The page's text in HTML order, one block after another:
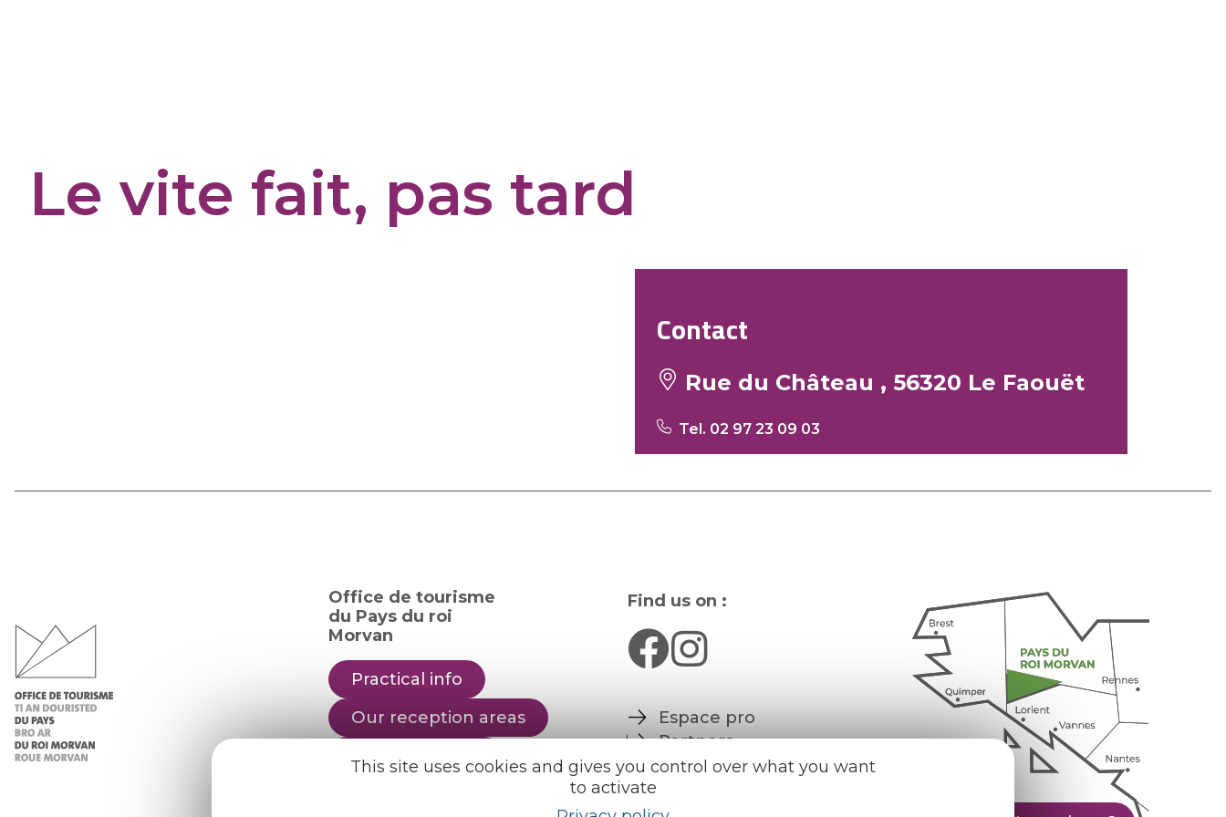
This site uses cookies and gives you control over what you want
to activate
Le vite fait, pas tard
Contact
Rue du Château , 56320 Le Faouët
Tel. 02 97 23 09 03
Office de tourisme
du Pays du roi
Morvan
Practical info
Our reception areas
Our brochures
Find us on :
Espace pro
Partners